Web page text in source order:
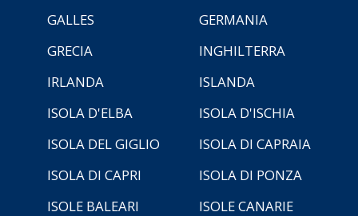
GALLES
GERMANIA
GRECIA
INGHILTERRA
IRLANDA
ISLANDA
ISOLA D'ELBA
ISOLA D'ISCHIA
ISOLA DEL GIGLIO
ISOLA DI CAPRAIA
ISOLA DI CAPRI
ISOLA DI PONZA
ISOLE BALEARI
ISOLE CANARIE